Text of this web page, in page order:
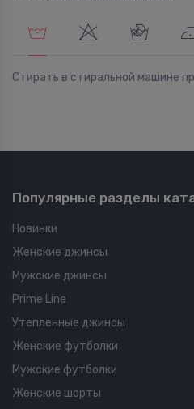
Стирать в стиральной машине
Популярные разделы
Новинки
Женские джинсы
Мужские джинсы
Prime Line
Утепленные джинсы
Женские футболки
Мужские футболки
Женские шорты